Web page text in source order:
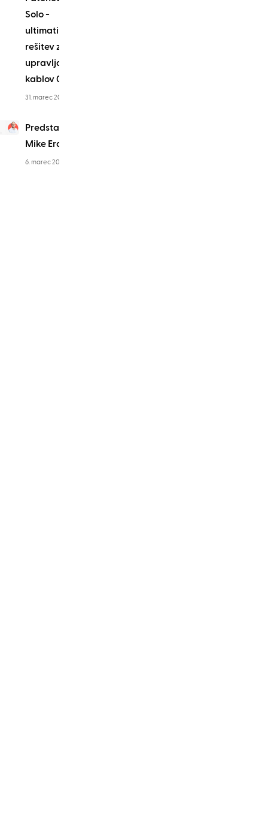
Solo -
ultimativna
rešitev za
upravljanje
kablov 0RU
31. marec 2025
Predstavitev:
Mike Erato
6. marec 2024